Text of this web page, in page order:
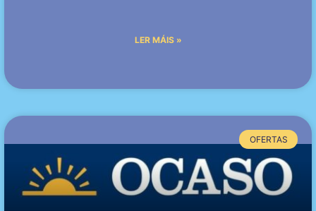
LER MÁIS »
OFERTAS